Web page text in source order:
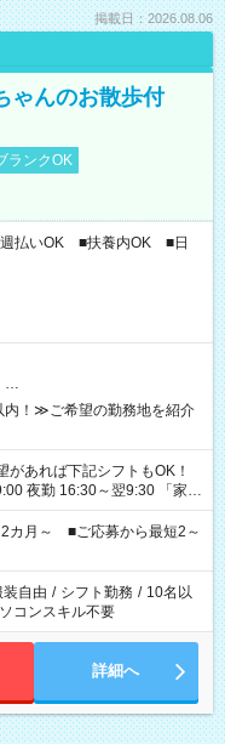
掲載日：2026.08.06
ゃんのお散歩付
ランクOK
払いOK ■扶養内OK ■日
…
！≫ご希望の勤務地を紹介
勤 16:30～翌9:30 「家族
て夕飯の準備がしたい」
ど、ご希望を教えてください
合計で週40時間を超える場
2カ月～ ■ご応募から最短2～
装自由 / シフト勤務 / 10名以
コンスキル不要
詳細へ